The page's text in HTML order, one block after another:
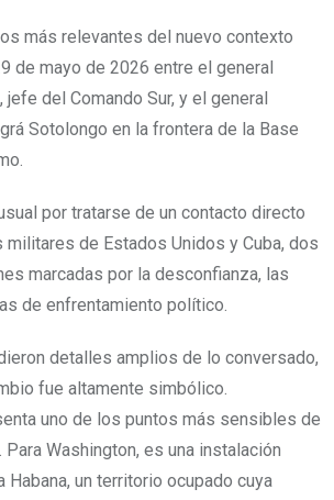
más relevantes del nuevo contexto
de mayo de 2026 entre el general
jefe del Comando Sur, y el general
Sotolongo en la frontera de la Base
por tratarse de un contacto directo
de Estados Unidos y Cuba, dos
marcadas por la desconfianza, las
de enfrentamiento político.
detalles amplios de lo conversado,
fue altamente simbólico.
uno de los puntos más sensibles de
Washington, es una instalación
Habana, un territorio ocupado cuya